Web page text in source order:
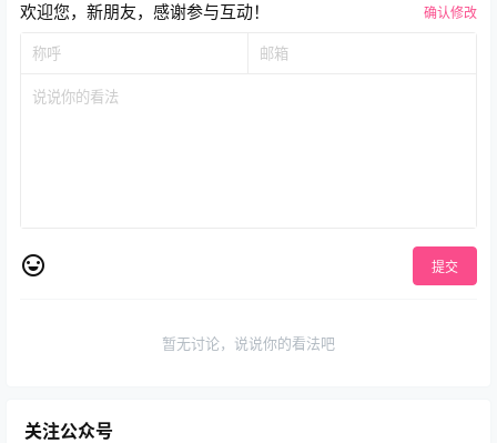
欢迎您，新朋友，感谢参与互动！ 确认修改
提交
暂无讨论，说说你的看法吧
关注公众号